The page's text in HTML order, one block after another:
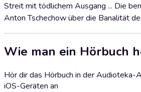
Streit mit tödlichem Ausgang ... Die
Anton Tschechow über die Banalität
Wie man ein Hörbuch
Hör dir das Hörbuch in der Audioteka-
iOS-Geräten an